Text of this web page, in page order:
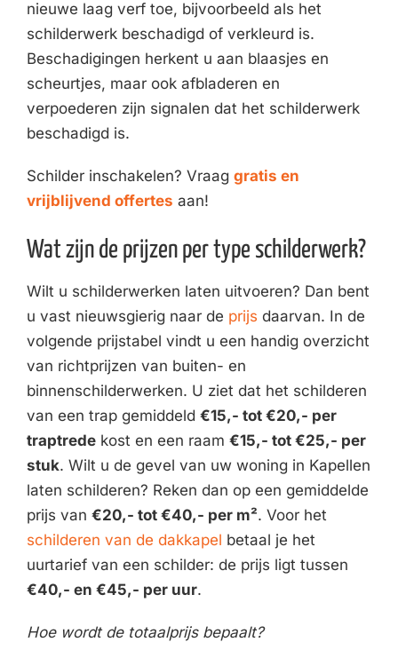
nieuwe laag verf toe, bijvoorbeeld als het
schilderwerk beschadigd of verkleurd is.
Beschadigingen herkent u aan blaasjes en
scheurtjes, maar ook afbladeren en
verpoederen zijn signalen dat het schilderwerk
beschadigd is.
Schilder inschakelen? Vraag gratis en
vrijblijvend offertes aan!
Wat zijn de prijzen per type schilderwerk?
Wilt u schilderwerken laten uitvoeren? Dan bent
u vast nieuwsgierig naar de prijs daarvan. In de
volgende prijstabel vindt u een handig overzicht
van richtprijzen van buiten- en
binnenschilderwerken. U ziet dat het schilderen
van een trap gemiddeld €15,- tot €20,- per
traptrede kost en een raam €15,- tot €25,- per
stuk. Wilt u de gevel van uw woning in Kapellen
laten schilderen? Reken dan op een gemiddelde
prijs van €20,- tot €40,- per m². Voor het
schilderen van de dakkapel betaal je het
uurtarief van een schilder: de prijs ligt tussen
€40,- en €45,- per uur.
Hoe wordt de totaalprijs bepaalt?